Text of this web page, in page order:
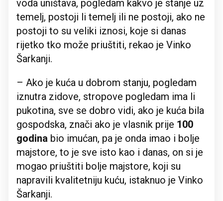
voda uništava, pogledam kakvo je stanje uz
temelj, postoji li temelj ili ne postoji, ako ne
postoji to su veliki iznosi, koje si danas
rijetko tko može priuštiti, rekao je Vinko
Šarkanji.
– Ako je kuća u dobrom stanju, pogledam
iznutra zidove, stropove pogledam ima li
pukotina, sve se dobro vidi, ako je kuća bila
gospodska, znači ako je vlasnik prije 100
godina bio imućan, pa je onda imao i bolje
majstore, to je sve isto kao i danas, on si je
mogao priuštiti bolje majstore, koji su
napravili kvalitetniju kuću, istaknuo je Vinko
Šarkanji.